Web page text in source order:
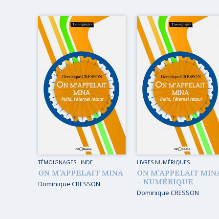
GUIDES
HORS COLLECTION
TÉMOIGNAGES
ROMANS
LIVRETS PÉDAGOGIQUES
EN POCHE
MUSIQUE
LIVRES NUMÉRIQUES
AFFICHES VINTAGE
CARNETS DE BORD
TOUR
TÉMOIGNAGES - INDE
ON M’APPELAIT MINA
Dominique CRESSON
LIVRES NUMÉRIQUES
ON M’APPELAIT
– NUMÉRIQUE
Dominique CRESSON